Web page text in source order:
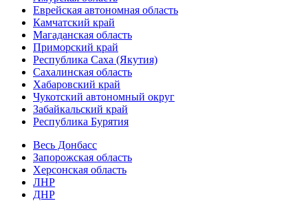
Еврейская автономная область
Камчатский край
Магаданская область
Приморский край
Республика Саха (Якутия)
Сахалинская область
Хабаровский край
Чукотский автономный округ
Забайкальский край
Республика Бурятия
Весь Донбасс
Запорожская область
Херсонская область
ЛНР
ДНР